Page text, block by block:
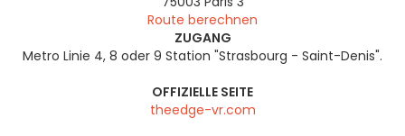
Route berechnen
ZUGANG
Metro Linie 4, 8 oder 9 Station "Strasbourg - Saint-Denis".
OFFIZIELLE SEITE
theedge-vr.com